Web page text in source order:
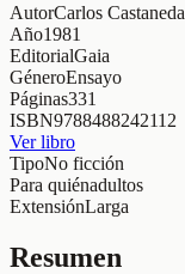
AutorCarlos Castaneda
Año1981
EditorialGaia
GéneroEnsayo
Páginas331
ISBN9788488242112
Ver libro
TipoNo ficción
Para quiénadultos
ExtensiónLarga
Resumen